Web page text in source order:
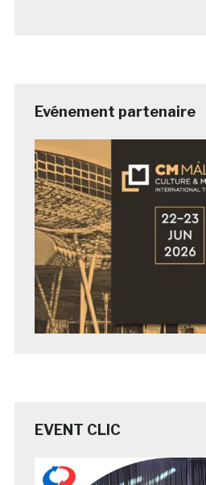
Evénement partenaire
EVENT CLIC